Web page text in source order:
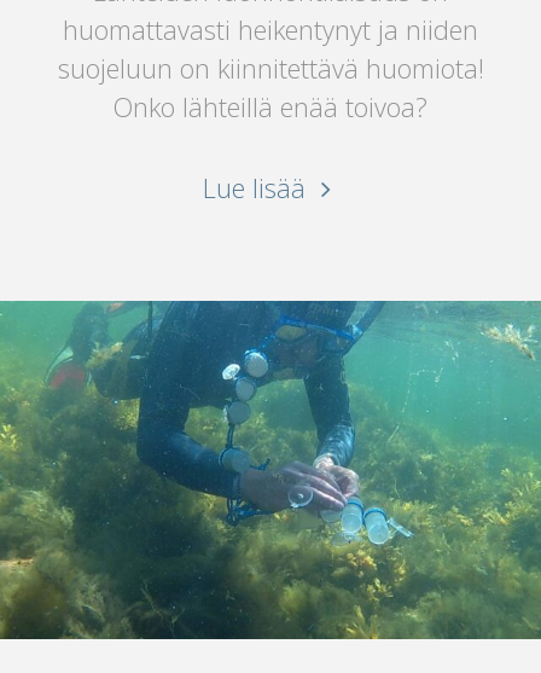
huomattavasti heikentynyt ja niiden
suojeluun on kiinnitettävä huomiota!
Onko lähteillä enää toivoa?
Lue lisää "Olipa